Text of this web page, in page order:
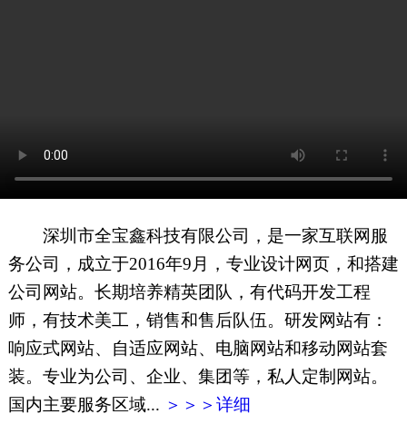
XML地图
深圳市全宝鑫科技有限公司，是一家互联网服
务公司，成立于2016年9月，专业设计网页，和搭建
公司网站。长期培养精英团队，有代码开发工程
师，有技术美工，销售和售后队伍。研发网站有：
响应式网站、自适应网站、电脑网站和移动网站套
装。专业为公司、企业、集团等，私人定制网站。
国内主要服务区域... ＞＞＞详细